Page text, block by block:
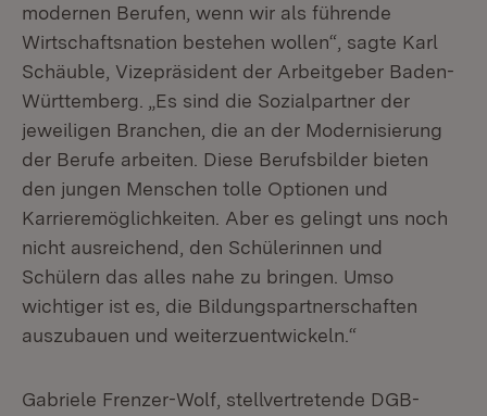
modernen Berufen, wenn wir als führende
Wirtschaftsnation bestehen wollen“, sagte Karl
Schäuble, Vizepräsident der Arbeitgeber Baden-
Württemberg. „Es sind die Sozialpartner der
jeweiligen Branchen, die an der Modernisierung
der Berufe arbeiten. Diese Berufsbilder bieten
den jungen Menschen tolle Optionen und
Karrieremöglichkeiten. Aber es gelingt uns noch
nicht ausreichend, den Schülerinnen und
Schülern das alles nahe zu bringen. Umso
wichtiger ist es, die Bildungspartnerschaften
auszubauen und weiterzuentwickeln.“
Gabriele Frenzer-Wolf, stellvertretende DGB-